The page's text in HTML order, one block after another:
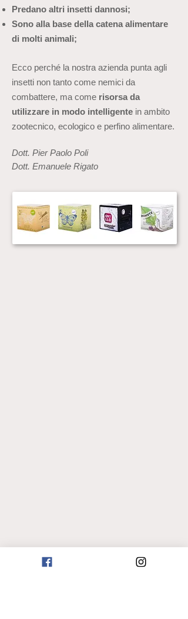
Predano altri insetti dannosi;
Sono alla base della catena alimentare
di molti animali;
Ecco perché la nostra azienda punta agli
insetti non tanto come nemici da
combattere, ma come risorsa da
utilizzare in modo intelligente in ambito
zootecnico, ecologico e perfino alimentare.
Dott. Pier Paolo Poli
Dott. Emanuele Rigato